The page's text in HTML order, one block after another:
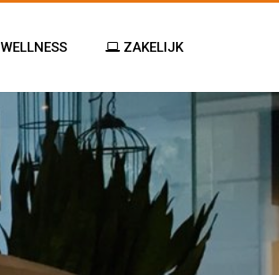
WELLNESS ZAKELIJK